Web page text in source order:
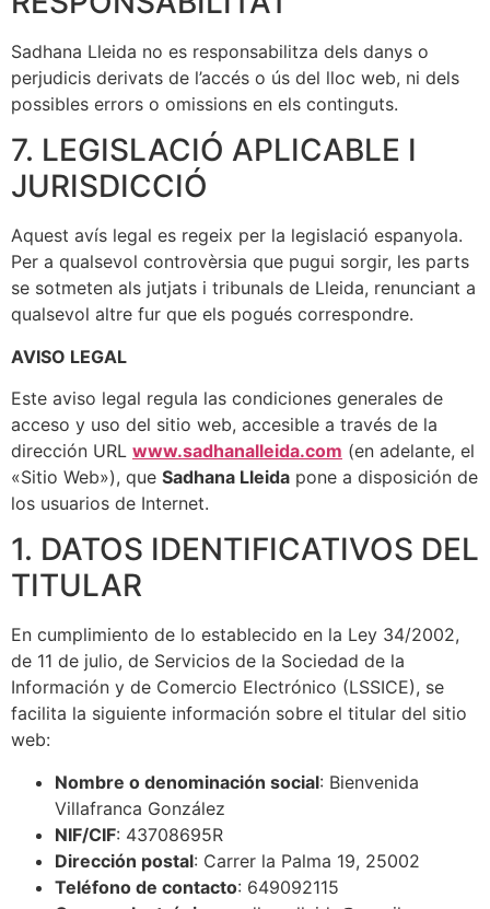
Sadhana Lleida no es responsabilitza dels danys o
perjudicis derivats de l’accés o ús del lloc web, ni dels
possibles errors o omissions en els continguts.
7. LEGISLACIÓ APLICABLE I
JURISDICCIÓ
Aquest avís legal es regeix per la legislació espanyola.
Per a qualsevol controvèrsia que pugui sorgir, les parts
se sotmeten als jutjats i tribunals de Lleida, renunciant a
qualsevol altre fur que els pogués correspondre.
AVISO LEGAL
Este aviso legal regula las condiciones generales de
acceso y uso del sitio web, accesible a través de la
dirección URL www.sadhanalleida.com (en adelante, el
«Sitio Web»), que Sadhana Lleida pone a disposición de
los usuarios de Internet.
1. DATOS IDENTIFICATIVOS DEL
TITULAR
En cumplimiento de lo establecido en la Ley 34/2002,
de 11 de julio, de Servicios de la Sociedad de la
Información y de Comercio Electrónico (LSSICE), se
facilita la siguiente información sobre el titular del sitio
web:
Nombre o denominación social: Bienvenida
Villafranca González
NIF/CIF: 43708695R
Dirección postal: Carrer la Palma 19, 25002
Teléfono de contacto: 649092115